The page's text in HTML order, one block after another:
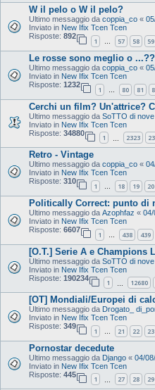
W il pelo o W il pelo?
Ultimo messaggio da coppia_co «
Inviato in New Ifix Tcen Tcen
Risposte: 892
1 … 57 58 59
Le rosse sono meglio o
Ultimo messaggio da coppia_co «
Inviato in New Ifix Tcen Tcen
Risposte: 1232
1 … 80 81
Cerchi un film? Un'attrice?
Ultimo messaggio da SoTTO di nove
Inviato in New Ifix Tcen Tcen
Risposte: 34880
1 2323
Retro - Vintage
Ultimo messaggio da coppia_co «
Inviato in New Ifix Tcen Tcen
Risposte: 310
1 … 18 19 20
Politically Correct: punto di
Ultimo messaggio da Azophfaz « 04/
Inviato in New Ifix Tcen Tcen
Risposte: 6607
1 438 439
[O.T.] Serie A e Champions
Ultimo messaggio da SoTTO di nove
Inviato in New Ifix Tcen Tcen
Risposte: 190234
1 12680
[OT] Mondiali/Europei di
Ultimo messaggio da Drogato_
Inviato in New Ifix Tcen Tcen
Risposte: 349
1 … 21 22 23
Pornostar decedute
Ultimo messaggio da Django « 04/
Inviato in New Ifix Tcen Tcen
Risposte: 445
1 27 28 29